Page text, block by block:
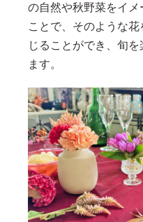
の自然や秋野菜をイ
ことで、そのような
じることができ、旬
ます。